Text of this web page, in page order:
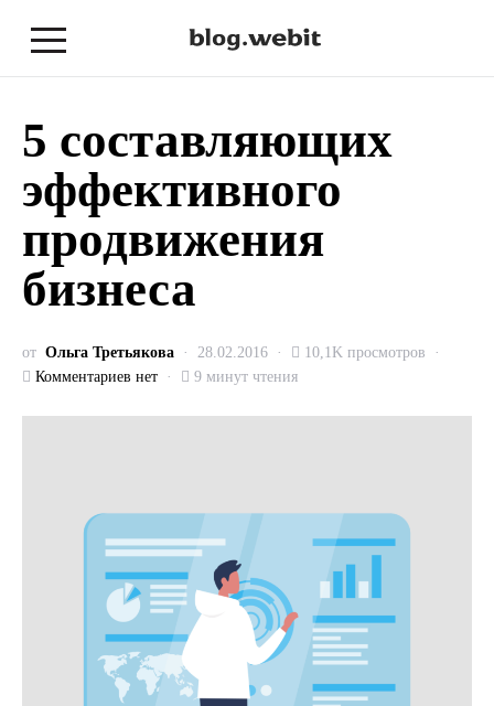
5 составляющих
эффективного
продвижения
бизнеса
от Ольга Третьякова 28.02.2016
10,1K просмотров
Комментариев нет
9 минут чтения